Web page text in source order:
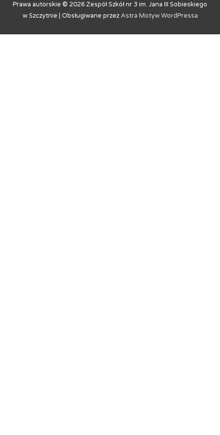
Prawa autorskie © 2026 Zespół Szkół nr 3 im. Jana III Sobieskiego
w Szczytnie | Obsługiwane przezAstra Motyw WordPressa